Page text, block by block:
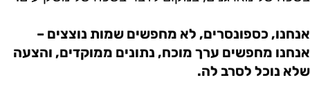
אנחנו, כספונסרים, לא מחפשים שמות נוצצים –
אנחנו מחפשים ערך מוכח, נתונים ממוקדים, והצעה
שלא נוכל לסרב לה.